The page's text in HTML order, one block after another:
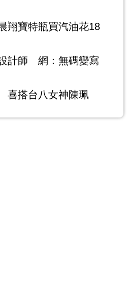
寶特瓶買汽油花18
計師 網：無碼變寫
喜搭台八女神陳珮